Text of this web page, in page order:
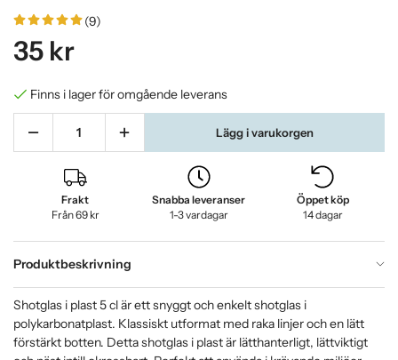
(9)
35 kr
Finns i lager för omgående leverans
Lägg i varukorgen
Frakt
Från 69 kr
Snabba leveranser
1-3 vardagar
Öppet köp
14 dagar
Produktbeskrivning
Shotglas i plast 5 cl är ett snyggt och enkelt shotglas i
polykarbonatplast. Klassiskt utformat med raka linjer och en lätt
förstärkt botten. Detta shotglas i plast är lätthanterligt, lättviktigt